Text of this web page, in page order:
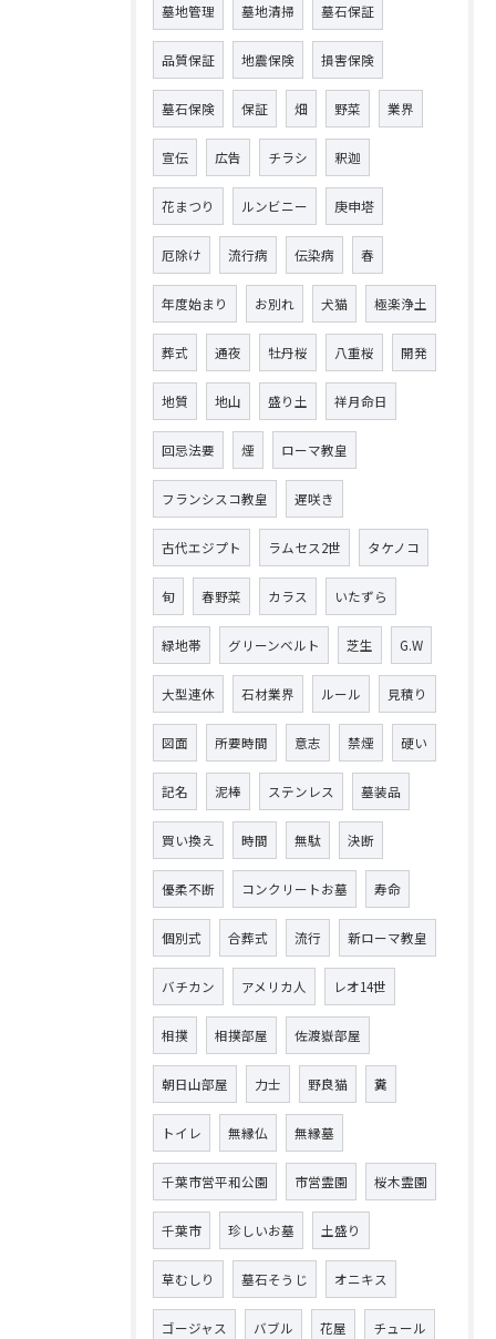
墓地管理 墓地清掃 墓石保証
品質保証 地震保険 損害保険
墓石保険 保証 畑 野菜 業界
宣伝 広告 チラシ 釈迦
花まつり ルンビニー 庚申塔
厄除け 流行病 伝染病 春
年度始まり お別れ 犬猫 極楽浄土
葬式 通夜 牡丹桜 八重桜 開発
地質 地山 盛り土 祥月命日
回忌法要 煙 ローマ教皇
フランシスコ教皇 遅咲き
古代エジプト ラムセス2世 タケノコ
旬 春野菜 カラス いたずら
緑地帯 グリーンベルト 芝生 G.W
大型連休 石材業界 ルール 見積り
図面 所要時間 意志 禁煙 硬い
記名 泥棒 ステンレス 墓装品
買い換え 時間 無駄 決断
優柔不断 コンクリートお墓 寿命
個別式 合葬式 流行 新ローマ教皇
バチカン アメリカ人 レオ14世
相撲 相撲部屋 佐渡嶽部屋
朝日山部屋 力士 野良猫 糞
トイレ 無縁仏 無縁墓
千葉市営平和公園 市営霊園 桜木霊園
千葉市 珍しいお墓 土盛り
草むしり 墓石そうじ オニキス
ゴージャス バブル 花屋 チュール